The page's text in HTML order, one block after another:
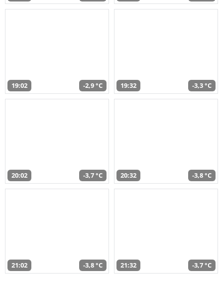
19:02 -2,9 °C 19:32 -3,3 °C
20:02 -3,7 °C 20:32 -3,8 °C
21:02 -3,8 °C 21:32 -3,7 °C